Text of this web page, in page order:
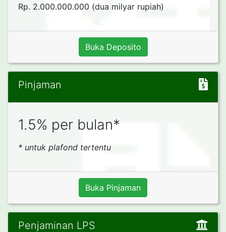
Rp. 2.000.000.000 (dua milyar rupiah)
Buka Deposito
Pinjaman
1.5% per bulan*
* untuk plafond tertentu
Buka Pinjaman
Penjaminan LPS